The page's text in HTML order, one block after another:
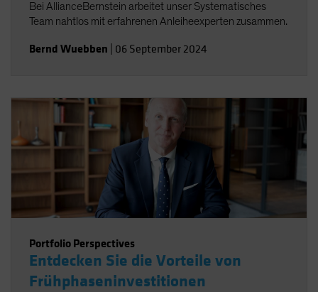
Bei AllianceBernstein arbeitet unser Systematisches
Team nahtlos mit erfahrenen Anleiheexperten zusammen.
Bernd Wuebben 06 September 2024
Portfolio Perspectives
Entdecken Sie die Vorteile von
Frühphaseninvestitionen